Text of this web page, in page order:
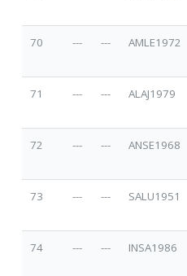
70 --- --- AMLE1972
71 --- --- ALAJ1979
72 --- --- ANSE1968
73 --- --- SALU1951
74 --- --- INSA1986